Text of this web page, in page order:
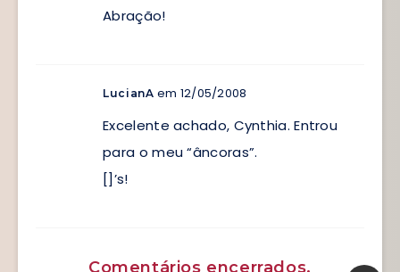
Abração!
LucianA em 12/05/2008
Excelente achado, Cynthia. Entrou
para o meu “âncoras”.
[]’s!
Comentários encerrados.